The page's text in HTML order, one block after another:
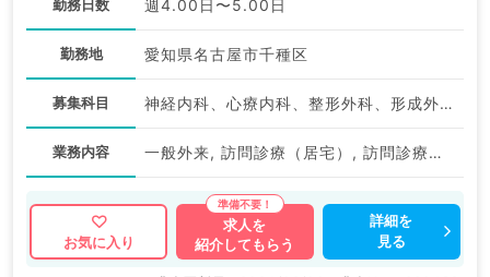
勤務日数 週4.00日〜5.00日
勤務地 愛知県名古屋市千種区
募集科目 神経内科、心療内科、整形外科、形成外科、脳神経外科、呼吸器外科、心臓血管外科、小児外科、泌尿器科、一般内科、循環器内科、呼吸器内科、消化器内科、内分泌・代謝内科、腎臓内科、老年内科、血液内科、外科系全般、一般外科、消化器外科、乳腺外科、膠原病科、大腸・肛門外科
業務内容 一般外来, 訪問診療（居宅）, 訪問診療（施設）
お気に入り
求人を
紹介してもらう
詳細を
見る